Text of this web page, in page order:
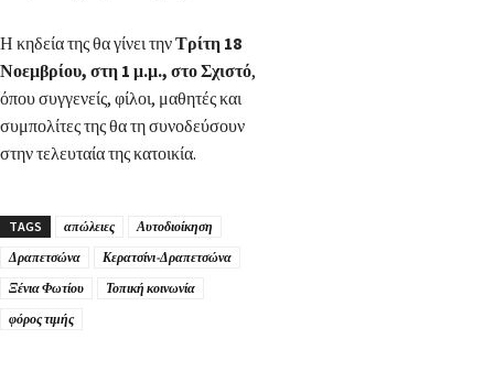
Η κηδεία της θα γίνει τηνΤρίτη 18
Νοεμβρίου, στη 1 μ.μ., στο Σχιστό,
όπου συγγενείς, φίλοι, μαθητές και
συμπολίτες της θα τη συνοδεύσουν
στην τελευταία της κατοικία.
TAGS απώλειες
Αυτοδιοίκηση
Δραπετσώνα
Κερατσίνι-Δραπετσώνα
Ξένια Φωτίου
Τοπική κοινωνία
φόρος τιμής